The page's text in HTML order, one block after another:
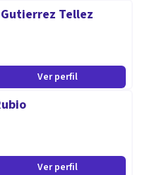
Tellez
Ver perfil
Ver perfil